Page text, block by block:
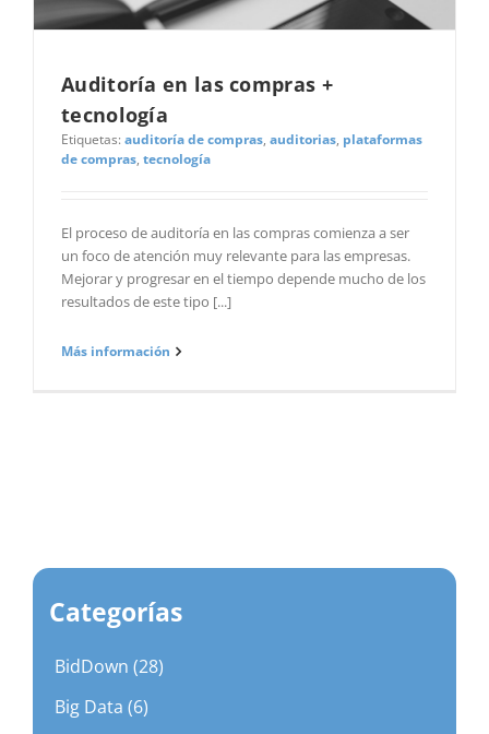
Auditoría en las compras +
tecnología
Etiquetas: auditoría de compras, auditorias, plataformas
de compras, tecnología
El proceso de auditoría en las compras comienza a ser
un foco de atención muy relevante para las empresas.
Mejorar y progresar en el tiempo depende mucho de los
resultados de este tipo [...]
Más información
Categorías
BidDown (28)
Big Data (6)